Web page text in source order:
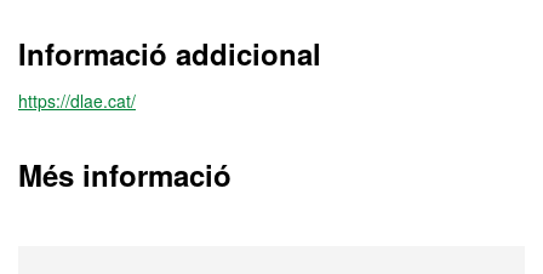
Informació addicional
https://dlae.cat/
Més informació